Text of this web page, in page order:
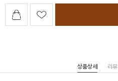
상품상세 리뷰